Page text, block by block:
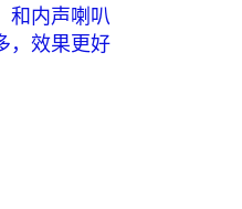
和内声喇叭
，效果更好